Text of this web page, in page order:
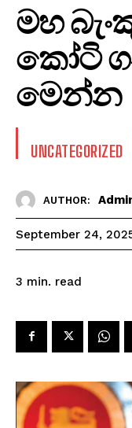
මහ
කෝටි
මෙන්න
UNCATEGORIZED
AUTHOR:
September 24,
3 min. read